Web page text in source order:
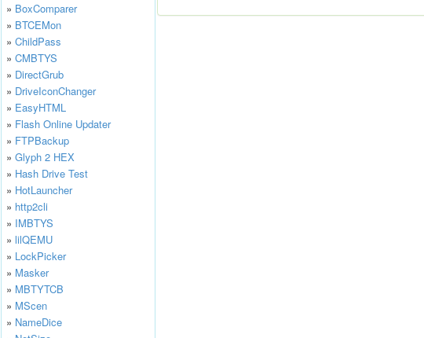
» BoxComparer
» BTCEMon
» ChildPass
» CMBTYS
» DirectGrub
» DriveIconChanger
» EasyHTML
» Flash Online Updater
» FTPBackup
» Glyph 2 HEX
» Hash Drive Test
» HotLauncher
» http2cli
» IMBTYS
» lilQEMU
» LockPicker
» Masker
» MBTYTCB
» MScen
» NameDice